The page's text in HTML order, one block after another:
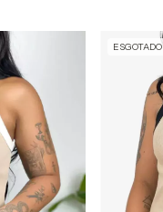
ESGOTADO